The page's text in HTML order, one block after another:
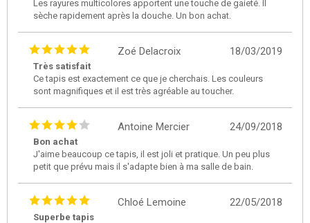
Les rayures multicolores apportent une touche de gaieté. Il
sèche rapidement après la douche. Un bon achat.
18/03/2019
Zoé Delacroix
Très satisfait
Ce tapis est exactement ce que je cherchais. Les couleurs
sont magnifiques et il est très agréable au toucher.
24/09/2018
Antoine Mercier
Bon achat
J'aime beaucoup ce tapis, il est joli et pratique. Un peu plus
petit que prévu mais il s'adapte bien à ma salle de bain.
22/05/2018
Chloé Lemoine
Superbe tapis